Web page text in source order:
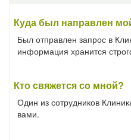
Куда был направлен
Был отправлен запрос в
информация хранится
Кто свяжется со мной?
Один из сотрудников
вами.